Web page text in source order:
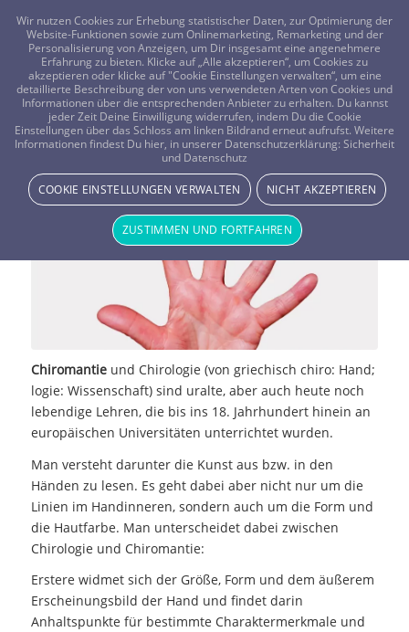
FRAGEN? KOSTENLOS ANRUFEN: 0800-8478266
Die Kunst der Chiromantie
Chiromantieund Chirologie (von griechisch chiro: Hand;
logie: Wissenschaft) sind uralte, aber auch heute noch
lebendige Lehren, die bis ins 18. Jahrhundert hinein an
europäischen Universitäten unterrichtet wurden.
Man versteht darunter die Kunst aus bzw. in den
Händen zu lesen. Es geht dabei aber nicht nur um die
Linien im Handinneren, sondern auch um die Form und
die Hautfarbe. Man unterscheidet dabei zwischen
Chirologie und Chiromantie:
Erstere widmet sich der Größe, Form und dem äußerem
Erscheinungsbild der Hand und findet darin
Anhaltspunkte für bestimmte Charaktermerkmale und
Wir nutzen Cookies zur Erhebung statistischer Daten, zur Optimierung der
Website-Funktionen sowie zum Onlinemarketing, Remarketing und der
Personalisierung von Anzeigen, um Dir insgesamt eine angenehmere
Erfahrung zu bieten. Klicke auf „Alle akzeptieren“, um Cookies zu
akzeptieren oder klicke auf "Cookie Einstellungen verwalten“, um eine
detaillierte Beschreibung der von uns verwendeten Arten von Cookies und
Informationen über die entsprechenden Anbieter zu erhalten. Du kannst
jeder Zeit Deine Einwilligung widerrufen, indem Du die Cookie
Einstellungen über das Schloss am linken Bildrand erneut aufrufst. Weitere
Informationen findest Du hier, in unserer Datenschutzerklärung: Sicherheit
und Datenschutz
COOKIE EINSTELLUNGEN VERWALTEN NICHT AKZEPTIEREN
ZUSTIMMEN UND FORTFAHREN